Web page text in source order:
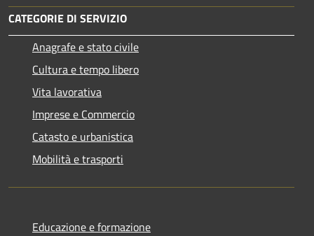
CATEGORIE DI SERVIZIO
Anagrafe e stato civile
Cultura e tempo libero
Vita lavorativa
Imprese e Commercio
Catasto e urbanistica
Mobilità e trasporti
Educazione e formazione